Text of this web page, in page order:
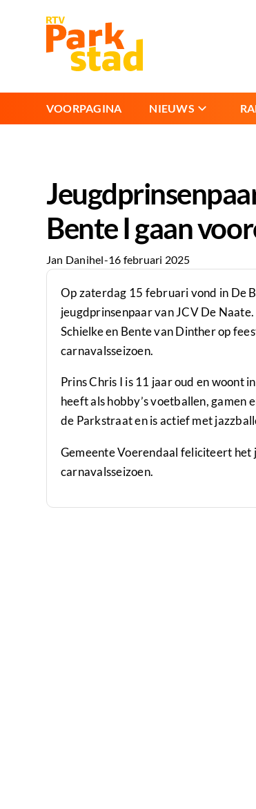
VOORPAGINA NIEUWS
Bente I gaan
Jan Danihel-16 februari 2025
Op zaterdag 15 februari vond in De
jeugdprinsenpaar van JCV De
Schielke en Bente van Dinther op
carnavalsseizoen.
Prins Chris I is 11 jaar oud en woont
heeft als hobby’s voetballen, gamen
de Parkstraat en is actief met
Gemeente Voerendaal feliciteert het
carnavalsseizoen.